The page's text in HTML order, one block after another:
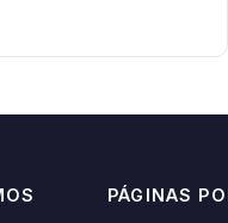
PÁGINAS